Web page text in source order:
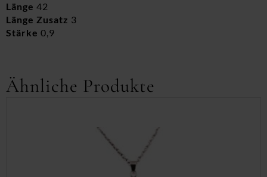
Länge 42
Länge Zusatz 3
Stärke 0,9
Ähnliche Produkte